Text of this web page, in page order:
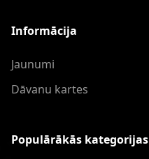
Informācija
Jaunumi
Dāvanu kartes
Populārākās kategorijas